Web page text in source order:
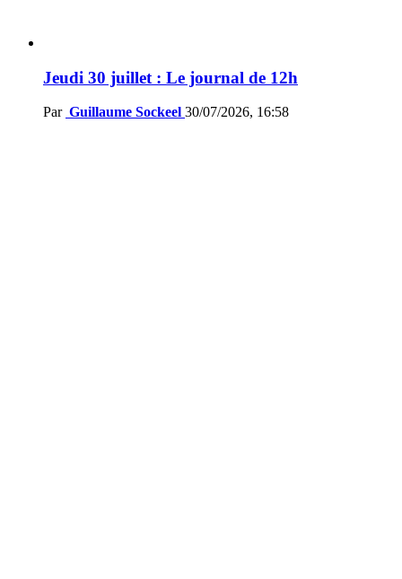
Jeudi 30 juillet : Le journal de 12h
Par Guillaume Sockeel 30/07/2026, 16:58